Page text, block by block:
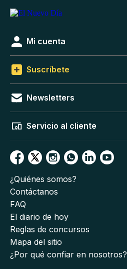
Mi cuenta
Suscríbete
Newsletters
Servicio al cliente
¿Quiénes somos?
Contáctanos
FAQ
El diario de hoy
Reglas de concursos
Mapa del sitio
¿Por qué confiar en nosotros?